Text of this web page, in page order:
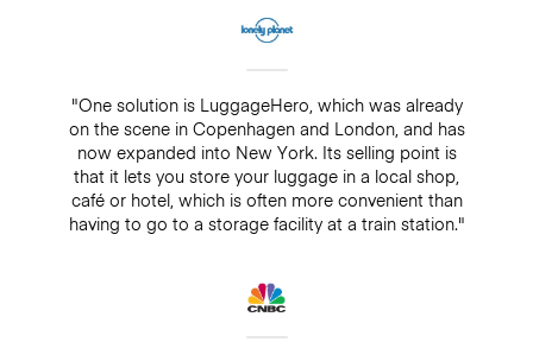
"One solution is LuggageHero, which was already
on the scene in Copenhagen and London, and has
now expanded into New York. Its selling point is
that it lets you store your luggage in a local shop,
café or hotel, which is often more convenient than
having to go to a storage facility at a train station."